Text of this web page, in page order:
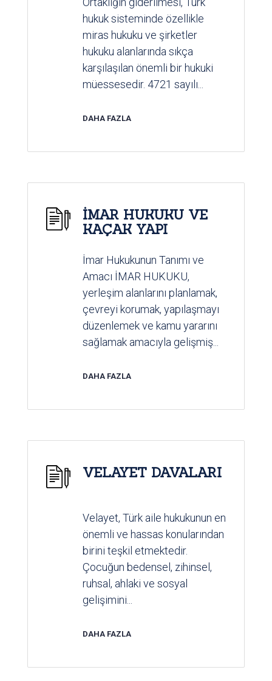
hukuk sisteminde özellikle
miras hukuku ve şirketler
hukuku alanlarında sıkça
karşılaşılan önemli bir hukuki
müessesedir. 4721 sayılı...
DAHA FAZLA
İMAR HUKUKU VE
KAÇAK YAPI
İmar Hukukunun Tanımı ve
Amacı İMAR HUKUKU,
yerleşim alanlarını planlamak,
çevreyi korumak, yapılaşmayı
düzenlemek ve kamu yararını
sağlamak amacıyla gelişmiş...
DAHA FAZLA
VELAYET DAVALARI
Velayet, Türk aile hukukunun en
önemli ve hassas konularından
birini teşkil etmektedir.
Çocuğun bedensel, zihinsel,
ruhsal, ahlaki ve sosyal
gelişimini...
DAHA FAZLA